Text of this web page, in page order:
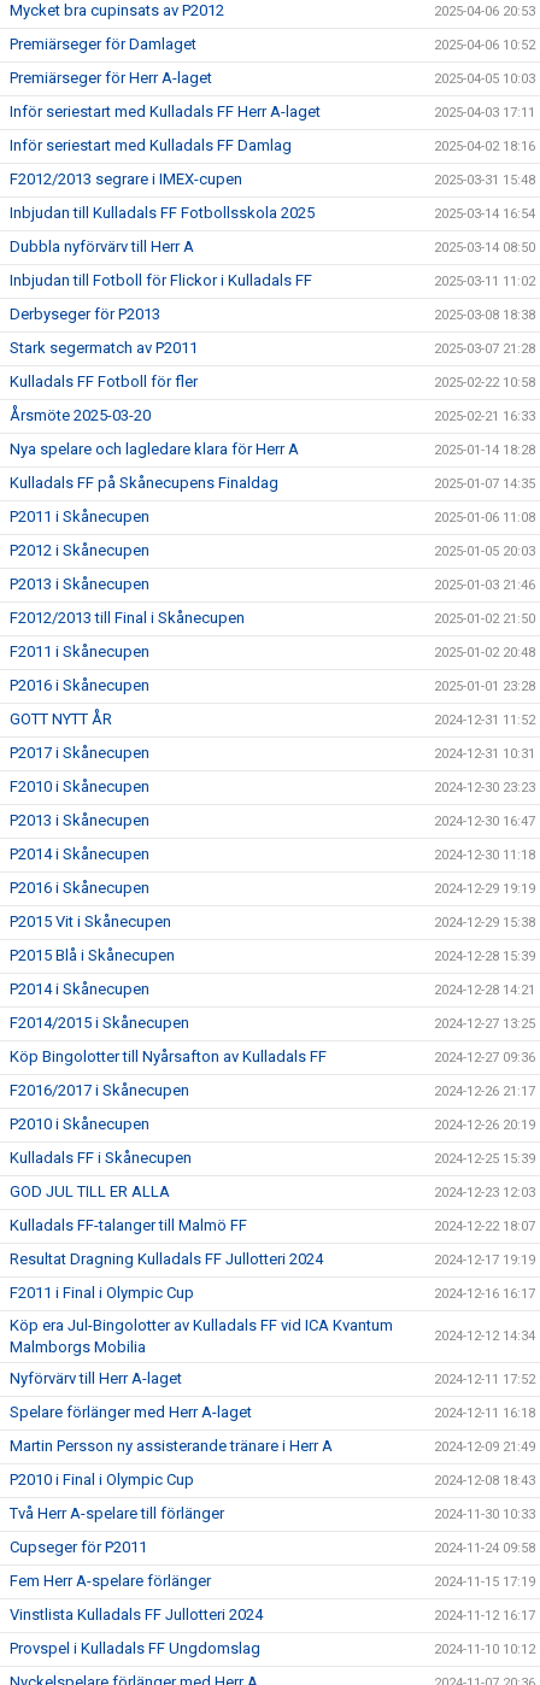
Mycket bra cupinsats av P2012 2025-04-06 20:53
Premiärseger för Damlaget 2025-04-06 10:52
Premiärseger för Herr A-laget 2025-04-05 10:03
Inför seriestart med Kulladals FF Herr A-laget 2025-04-03 17:11
Inför seriestart med Kulladals FF Damlag 2025-04-02 18:16
F2012/2013 segrare i IMEX-cupen 2025-03-31 15:48
Inbjudan till Kulladals FF Fotbollsskola 2025 2025-03-14 16:54
Dubbla nyförvärv till Herr A 2025-03-14 08:50
Inbjudan till Fotboll för Flickor i Kulladals FF 2025-03-11 11:02
Derbyseger för P2013 2025-03-08 18:38
Stark segermatch av P2011 2025-03-07 21:28
Kulladals FF Fotboll för fler 2025-02-22 10:58
Årsmöte 2025-03-20 2025-02-21 16:33
Nya spelare och lagledare klara för Herr A 2025-01-14 18:28
Kulladals FF på Skånecupens Finaldag 2025-01-07 14:35
P2011 i Skånecupen 2025-01-06 11:08
P2012 i Skånecupen 2025-01-05 20:03
P2013 i Skånecupen 2025-01-03 21:46
F2012/2013 till Final i Skånecupen 2025-01-02 21:50
F2011 i Skånecupen 2025-01-02 20:48
P2016 i Skånecupen 2025-01-01 23:28
GOTT NYTT ÅR 2024-12-31 11:52
P2017 i Skånecupen 2024-12-31 10:31
F2010 i Skånecupen 2024-12-30 23:23
P2013 i Skånecupen 2024-12-30 16:47
P2014 i Skånecupen 2024-12-30 11:18
P2016 i Skånecupen 2024-12-29 19:19
P2015 Vit i Skånecupen 2024-12-29 15:38
P2015 Blå i Skånecupen 2024-12-28 15:39
P2014 i Skånecupen 2024-12-28 14:21
F2014/2015 i Skånecupen 2024-12-27 13:25
Köp Bingolotter till Nyårsafton av Kulladals FF 2024-12-27 09:36
F2016/2017 i Skånecupen 2024-12-26 21:17
P2010 i Skånecupen 2024-12-26 20:19
Kulladals FF i Skånecupen 2024-12-25 15:39
GOD JUL TILL ER ALLA 2024-12-23 12:03
Kulladals FF-talanger till Malmö FF 2024-12-22 18:07
Resultat Dragning Kulladals FF Jullotteri 2024 2024-12-17 19:19
F2011 i Final i Olympic Cup 2024-12-16 16:17
Köp era Jul-Bingolotter av Kulladals FF vid ICA Kvantum
Malmborgs Mobilia
2024-12-12 14:34
Nyförvärv till Herr A-laget 2024-12-11 17:52
Spelare förlänger med Herr A-laget 2024-12-11 16:18
Martin Persson ny assisterande tränare i Herr A 2024-12-09 21:49
P2010 i Final i Olympic Cup 2024-12-08 18:43
Två Herr A-spelare till förlänger 2024-11-30 10:33
Cupseger för P2011 2024-11-24 09:58
Fem Herr A-spelare förlänger 2024-11-15 17:19
Vinstlista Kulladals FF Jullotteri 2024 2024-11-12 16:17
Provspel i Kulladals FF Ungdomslag 2024-11-10 10:12